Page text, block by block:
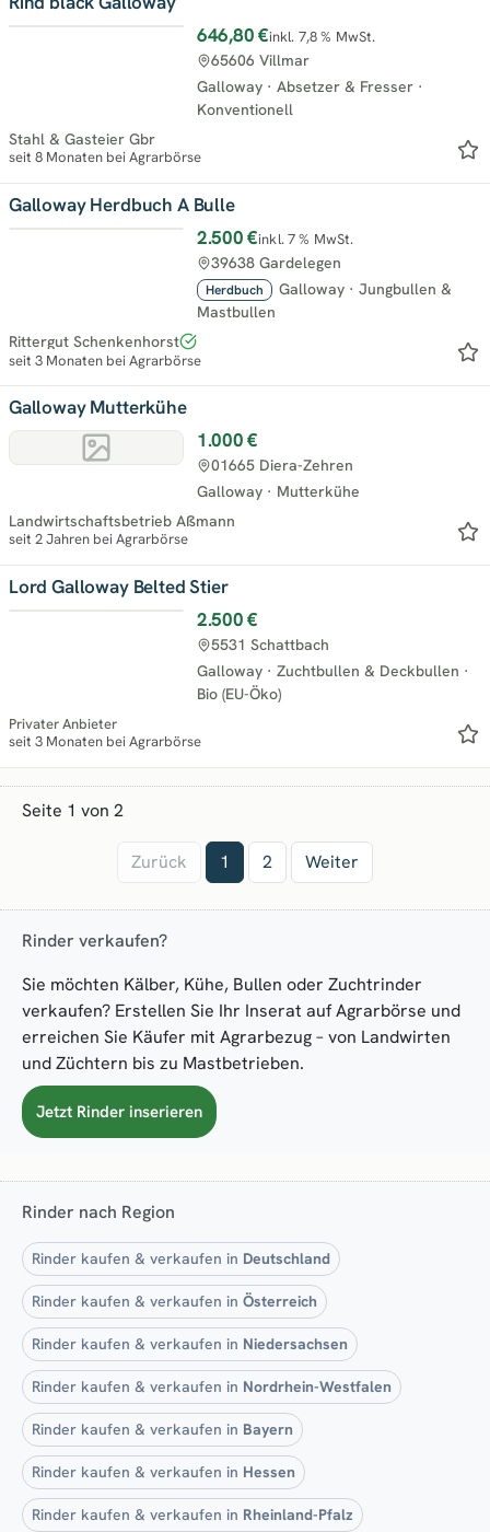
646,80 €inkl. 7,8 % MwSt.
Galloway · Absetzer & Fresser ·
Konventionell
65606 Villmar
Stahl & Gasteier Gbr
seit 8 Monaten bei Agrarbörse
Galloway Herdbuch A Bulle
2.500 €inkl. 7 % MwSt.
Herdbuch Galloway · Jungbullen &
Mastbullen
39638 Gardelegen
Rittergut Schenkenhorst
seit 3 Monaten bei Agrarbörse
Galloway Mutterkühe
1.000 €
Galloway · Mutterkühe
01665 Diera-Zehren
Landwirtschaftsbetrieb Aßmann
seit 2 Jahren bei Agrarbörse
Lord Galloway Belted Stier
2.500 €
Galloway · Zuchtbullen & Deckbullen ·
Bio (EU-Öko)
5531 Schattbach
Privater Anbieter
seit 3 Monaten bei Agrarbörse
Seite 1 von 2
Zurück 1 2 Weiter
Rinder verkaufen?
Sie möchten Kälber, Kühe, Bullen oder Zuchtrinder
verkaufen? Erstellen Sie Ihr Inserat auf Agrarbörse und
erreichen Sie Käufer mit Agrarbezug – von Landwirten
und Züchtern bis zu Mastbetrieben.
Jetzt Rinder inserieren
Rinder nach Region
Rinder kaufen & verkaufen in Deutschland
Rinder kaufen & verkaufen in Österreich
Rinder kaufen & verkaufen in Niedersachsen
Rinder kaufen & verkaufen in Nordrhein-Westfalen
Rinder kaufen & verkaufen in Bayern
Rinder kaufen & verkaufen in Hessen
Rinder kaufen & verkaufen in Rheinland-Pfalz